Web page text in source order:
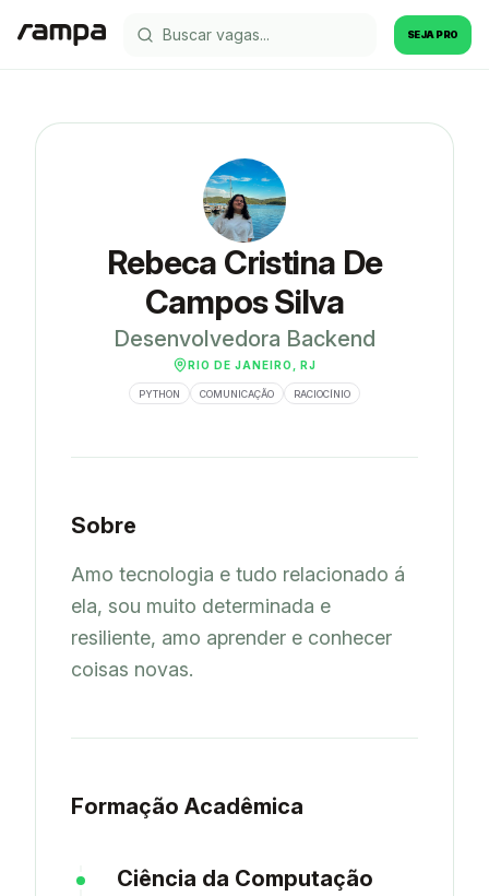
SEJA PRO
Rebeca Cristina De
Campos Silva
Desenvolvedora Backend
RIO DE JANEIRO, RJ
PYTHON COMUNICAÇÃO RACIOCÍNIO
Sobre
Amo tecnologia e tudo relacionado á
ela, sou muito determinada e
resiliente, amo aprender e conhecer
coisas novas.
Formação Acadêmica
Ciência da Computação